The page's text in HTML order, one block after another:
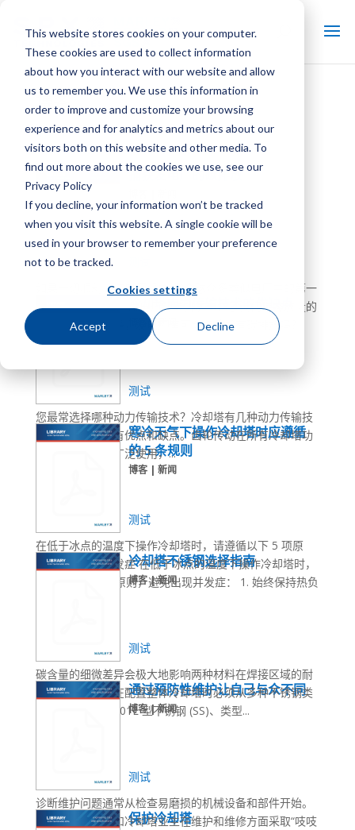
This website stores cookies on your computer.
These cookies are used to collect information
about how you interact with our website and allow
us to remember you. We use this information in
order to improve and customize your browsing
experience and for analytics and metrics about our
visitors both on this website and other media. To
find out more about the cookies we use, see our
Privacy Policy
If you decline, your information won’t be tracked
when you visit this website. A single cookie will be
used in your browser to remember your preference
not to be tracked.
Cookies settings
Accept Decline
博客
测试
捕获发电厂的碳排放
如果一切顺利，该电厂将成为“全球众多类似电厂中的第一
座”。从历史上看，发电厂的碳排放量占了我们碳排放量的
很大一部分。但是，发电厂有可能捕获所有碳排放吗？
博客 | 新闻
您最常选择哪种动力传输技术？冷却塔有几种动力传输技
术，每种技术都有优点和缺点。齿轮传动在所有冷却塔功
率级别中都得到广泛使用，...
测试
寒冷天气下操作冷却塔时应遵循
的 5 条规则
博客 | 新闻
在低于冰点的温度下操作冷却塔时，请遵循以下 5 项原
则，避免出现并发症 在低于冰点的温度下操作冷却塔时，
请遵循以下 5 项原则，避免出现并发症： 1. 始终保持热负
测试
冷却塔不锈钢选择指南
博客 | 新闻
碳含量的细微差异会极大地影响两种材料在焊接区域的耐
腐蚀性。工程师在配置整体冷却塔时必须从多种不锈钢类
型中进行选择。301L 型不锈钢 (SS)、类型...
测试
通过预防性维护让自己与众不同
博客 | 新闻
诊断维护问题通常从检查易磨损的机械设备和部件开始。
许多服务承包商和冷却塔业主在维护和维修方面采取“吱吱
测试
保护冷却塔